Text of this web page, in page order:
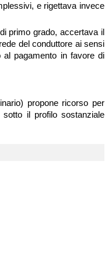
e rigettava invece
primo grado, accertava il
del conduttore ai sensi
pagamento in favore di
propone ricorso per
il profilo sostanziale